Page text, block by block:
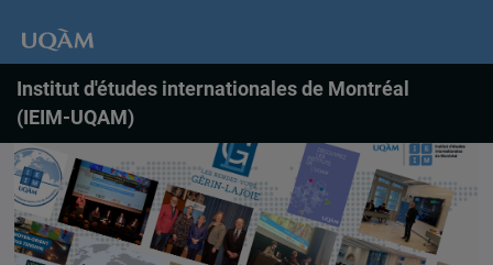
Institut d'études internationales de Montréal
(IEIM-UQAM)